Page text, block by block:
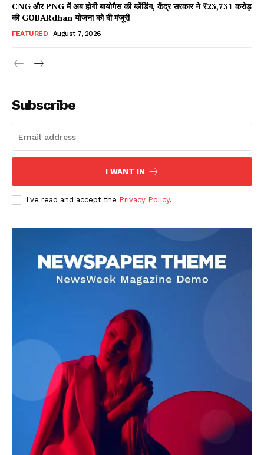
Read Latest News on AIN
DOWNLOAD NOW
AIN NEWS 1
Contact Us
About Us
Privacy Policy
Terms of Use Agreement
Facebook
X WhatsApp
Share
CNG और PNG में अब होगी बायोगैस की ब्लेंडिंग, केंद्र सरकार ने ₹23,731 करोड़
की GOBARdhan योजना को दी मंजूरी
FEATURED August 7, 2026
Subscribe
I WANT IN
I've read and accept the Privacy Policy.